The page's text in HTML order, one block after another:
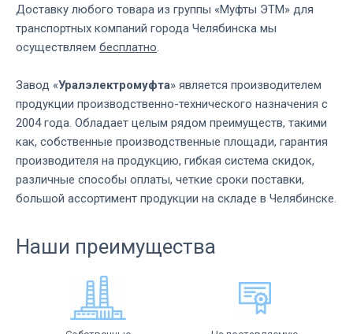
Доставку любого товара из группы «Муфты ЭТМ» для
транспортных компаний города Челябинска мы
осуществляем бесплатно.
Завод «Уралэлектромуфта» является производителем
продукции производственно-технического назначения с
2004 года. Обладает целым рядом преимуществ, такими
как, собственные производственные площади, гарантия
производителя на продукцию, гибкая система скидок,
различные способы оплаты, четкие сроки поставки,
большой ассортимент продукции на складе в Челябинске.
Наши преимущества